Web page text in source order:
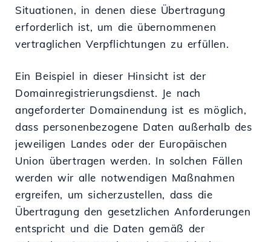
Situationen, in denen diese Übertragung
erforderlich ist, um die übernommenen
vertraglichen Verpflichtungen zu erfüllen.
Ein Beispiel in dieser Hinsicht ist der
Domainregistrierungsdienst. Je nach
angeforderter Domainendung ist es möglich,
dass personenbezogene Daten außerhalb des
jeweiligen Landes oder der Europäischen
Union übertragen werden. In solchen Fällen
werden wir alle notwendigen Maßnahmen
ergreifen, um sicherzustellen, dass die
Übertragung den gesetzlichen Anforderungen
entspricht und die Daten gemäß der